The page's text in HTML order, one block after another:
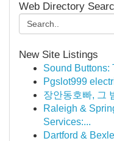
Web Directory
New Site Listings
Sound Buttons:
Pgslot999
장안동호빠, 그
Raleigh &
Services:...
Dartford &